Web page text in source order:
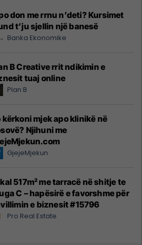
don me rrnu n’deti? Kursimet
t’ju sjellin një banesë
Banka Ekonomike
B Creative rrit ndikimin e
tuaj online
Plan B
kërkoni mjek apo klinikë në
Njihuni me
GjejeMjekun
517m² me tarracë në shitje te
C – hapësirë e favorshme për
e biznesit #15796
Pro Real Estate